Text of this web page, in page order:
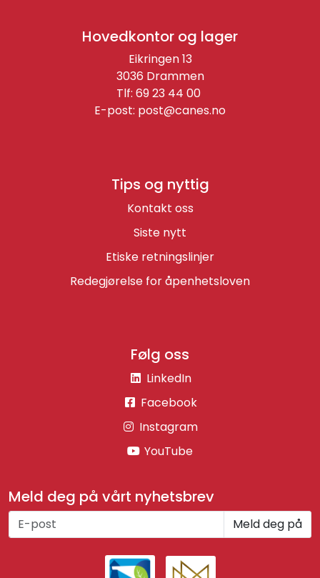
Meld deg på vårt nyhetsbrev
Meld deg på
Tips og nyttig
Kontakt oss
Siste nytt
Etiske retningslinjer
Redegjørelse for åpenhetsloven
Følg oss
LinkedIn
Facebook
Instagram
YouTube
Hovedkontor og lager
Eikringen 13
3036 Drammen
Tlf: 69 23 44 00
E-post: post@canes.no